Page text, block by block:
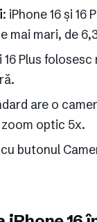
: iPhone 16 și 16
mai mari, de
16 Plus
are o
optic 5x.
butonul